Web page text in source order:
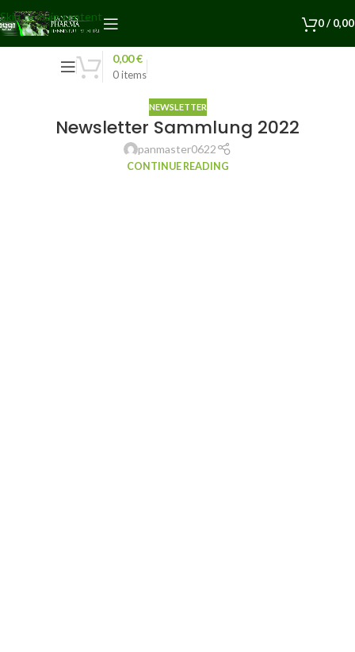
Skip to main content 0/
0items
0,00€
NEWSLETTER
Newsletter Sammlung 2022
panmaster0622
CONTINUE READING